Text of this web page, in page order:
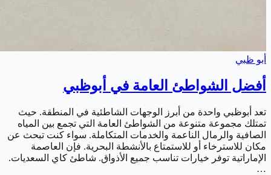
أبو ظبي
أفضل الشواطئ العامة في أبوظبي
تعد أبوظبي واحدة من أبرز الوجهات الشاطئية في المنطقة. حيث
تمتلك مجموعة متنوعة من الشواطئ العامة التي تجمع بين المياه
الصافية والرمال الناعمة والخدمات المتكاملة. سواء كنت تبحث عن
مكان للاسترخاء أو للاستمتاع بالأنشطة البحرية. فإن العاصمة
الإماراتية توفر خيارات تناسب جميع الأذواق. شاطئ كاي السعديات.
…